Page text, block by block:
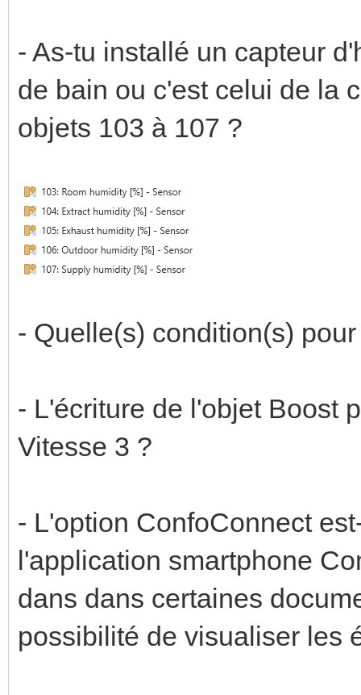
- As-tu installé un capteur
de bain ou c'est celui de la
objets 103 à 107 ?
- Quelle(s) condition(s)
- L'écriture de l'objet Boost
Vitesse 3 ?
- L'option ConfoConnect
l'application smartphone
dans dans certaines
possibilité de visualiser les